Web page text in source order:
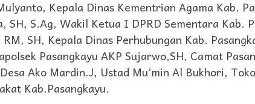
Kepala Dinas Kementrian Agama Kab.
SH, S.Ag, Wakil Ketua I DPRD Sementara Kab.
SH, Kepala Dinas Perhubungan Kab.
Pasangkayu AKP Sujarwo,SH, Camat
Ako Mardin.J, Ustad Mu’min Al Bukhori,
Kab.Pasangkayu.